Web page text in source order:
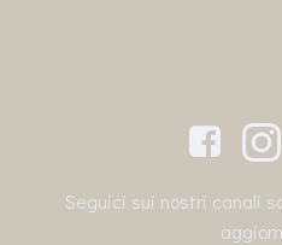
Seguici sui nostri canali